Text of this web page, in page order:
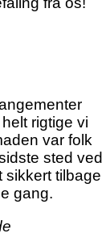
rigtige vi
var folk
sted ved
sikkert tilbage
gang.